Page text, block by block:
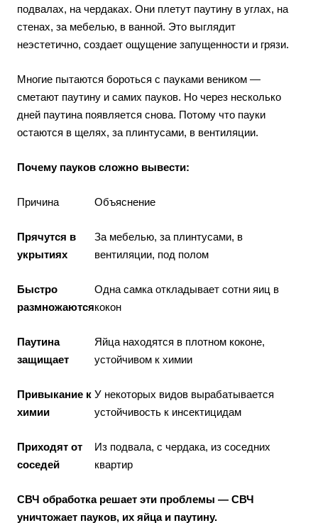
подвалах, на чердаках. Они плетут паутину в углах, на
стенах, за мебелью, в ванной. Это выглядит
неэстетично, создает ощущение запущенности и грязи.
Многие пытаются бороться с пауками веником —
сметают паутину и самих пауков. Но через несколько
дней паутина появляется снова. Потому что пауки
остаются в щелях, за плинтусами, в вентиляции.
Почему пауков сложно вывести:
Причина Объяснение
Прячутся в
укрытиях
За мебелью, за плинтусами, в
вентиляции, под полом
Быстро
размножаются
Одна самка откладывает сотни яиц в
кокон
Паутина
защищает
Яйца находятся в плотном коконе,
устойчивом к химии
Привыкание к
химии
У некоторых видов вырабатывается
устойчивость к инсектицидам
Приходят от
соседей
Из подвала, с чердака, из соседних
квартир
СВЧ обработка решает эти проблемы — СВЧ
уничтожает пауков, их яйца и паутину.